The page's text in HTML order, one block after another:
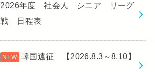
2026年度 社会人 シニア リーグ
戦 日程表
韓国遠征 【2026.8.3～8.10】